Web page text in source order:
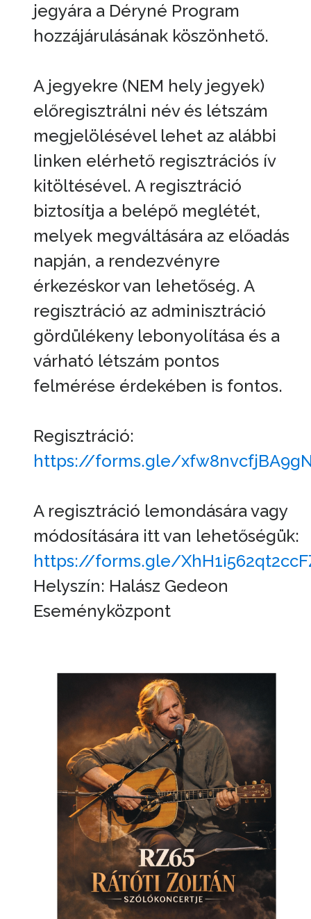
jegyára a Déryné Program
hozzájárulásának köszönhető.
A jegyekre (NEM hely jegyek)
előregisztrálni név és létszám
megjelölésével lehet az alábbi
linken elérhető regisztrációs ív
kitöltésével. A regisztráció
biztosítja a belépő meglétét,
melyek megváltására az előadás
napján, a rendezvényre
érkezéskor van lehetőség. A
regisztráció az adminisztráció
gördülékeny lebonyolítása és a
várható létszám pontos
felmérése érdekében is fontos.
Regisztráció:
https://forms.gle/
A regisztráció lemondására vagy
módosítására itt van lehetőségük:
https://forms.gle/
Helyszín: Halász Gedeon
Eseményközpont